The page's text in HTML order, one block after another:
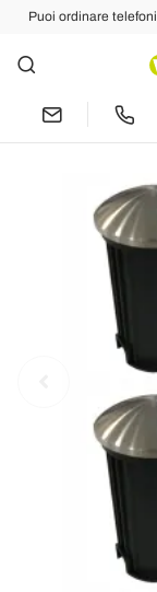
Puoi ordinare
Indietro
Faretto
in